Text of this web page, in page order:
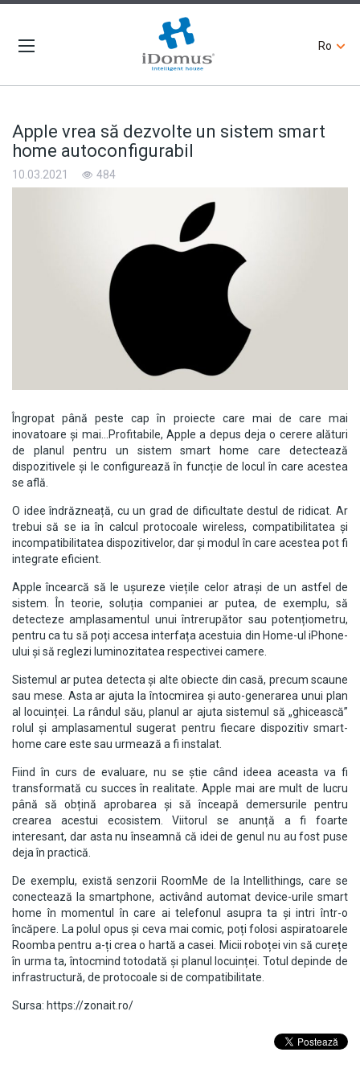
Ro
Apple vrea să dezvolte un sistem smart
home autoconfigurabil
10.03.2021 484
Îngropat până peste cap în proiecte care mai de care mai
inovatoare și mai…Profitabile, Apple a depus deja o cerere alături
de planul pentru un sistem smart home care detectează
dispozitivele și le configurează în funcție de locul în care acestea
se află.
O idee îndrăzneață, cu un grad de dificultate destul de ridicat. Ar
trebui să se ia în calcul protocoale wireless, compatibilitatea și
incompatibilitatea dispozitivelor, dar și modul în care acestea pot fi
integrate eficient.
Apple încearcă să le ușureze viețile celor atrași de un astfel de
sistem. În teorie, soluția companiei ar putea, de exemplu, să
detecteze amplasamentul unui întrerupător sau potențiometru,
pentru ca tu să poți accesa interfața acestuia din Home-ul iPhone-
ului și să reglezi luminozitatea respectivei camere.
Sistemul ar putea detecta și alte obiecte din casă, precum scaune
sau mese. Asta ar ajuta la întocmirea și auto-generarea unui plan
al locuinței. La rândul său, planul ar ajuta sistemul să „ghicească”
rolul și amplasamentul sugerat pentru fiecare dispozitiv smart-
home care este sau urmează a fi instalat.
Fiind în curs de evaluare, nu se știe când ideea aceasta va fi
transformată cu succes în realitate. Apple mai are mult de lucru
până să obțină aprobarea și să înceapă demersurile pentru
crearea acestui ecosistem. Viitorul se anunță a fi foarte
interesant, dar asta nu înseamnă că idei de genul nu au fost puse
deja în practică.
De exemplu, există senzorii RoomMe de la Intellithings, care se
conectează la smartphone, activând automat device-urile smart
home în momentul în care ai telefonul asupra ta și intri într-o
încăpere. La polul opus și ceva mai comic, poți folosi aspiratoarele
Roomba pentru a-ți crea o hartă a casei. Micii roboței vin să curețe
în urma ta, întocmind totodată și planul locuinței. Totul depinde de
infrastructură, de protocoale si de compatibilitate.
Sursa: https://zonait.ro/